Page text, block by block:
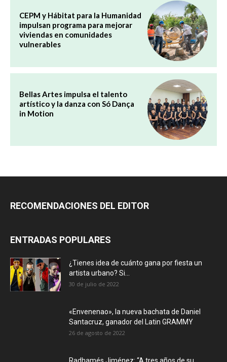
CEPM y Hábitat para la Humanidad
impulsan programa para mejorar
viviendas en comunidades
vulnerables
Bellas Artes impulsa el talento
artístico y la danza con Só Dança
in Motion
RECOMENDACIONES DEL EDITOR
ENTRADAS POPULARES
¿Tienes idea de cuánto gana por fiesta un
artista urbano? Si...
30 de julio de 2022
«Envenenao», la nueva bachata de Daniel
Santacruz, ganador del Latin GRAMMY
26 de agosto de 2022
Radhamés Jiménez: “A tres años de su